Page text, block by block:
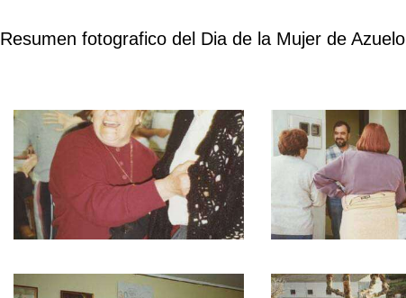
Resumen fotografico del Dia de la Mujer de Azuelo